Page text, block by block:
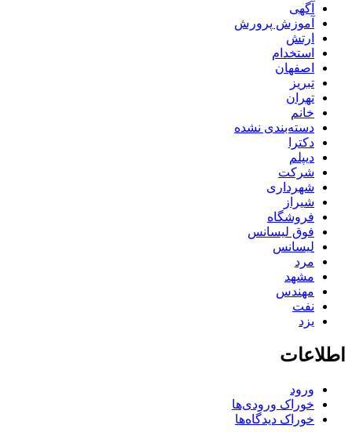
آگهی
آموزش پرورش
ارتش
استخدام
اصفهان
تبریز
تهران
خانم
دسته‌بندی نشده
دکترا
دیپلم
شرکت
شهرداری
شیراز
فروشگاه
فوق لیسانس
لیسانس
مرد
مشهد
مهندس
نفت
یزد
اطلاعات
ورود
خوراک ورودی‌ها
خوراک دیدگاه‌ها